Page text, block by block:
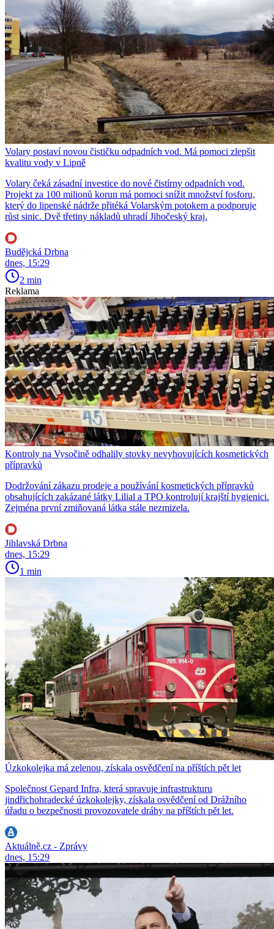
Volary postaví novou čističku odpadních vod. Má pomoci zlepšit
kvalitu vody v Lipně
Volary čeká zásadní investice do nové čistírny odpadních vod.
Projekt za 100 milionů korun má pomoci snížit množství fosforu,
který do lipenské nádrže přitéká Volarským potokem a podporuje
růst sinic. Dvě třetiny nákladů uhradí Jihočeský kraj.
Budějcká Drbna
dnes, 15:29
2 min
Reklama
Kontroly na Vysočině odhalily stovky nevyhovujících kosmetických
přípravků
Dodržování zákazu prodeje a používání kosmetických přípravků
obsahujících zakázané látky Lilial a TPO kontrolují krajští hygienici.
Zejména první zmiňovaná látka stále nezmizela.
Jihlavská Drbna
dnes, 15:29
1 min
Úzkokolejka má zelenou, získala osvědčení na příštích pět let
Společnost Gepard Infra, která spravuje infrastrukturu
jindřichohradecké úzkokolejky, získala osvědčení od Drážního
úřadu o bezpečnosti provozovatele dráhy na příštích pět let.
Aktuálně.cz - Zprávy
dnes, 15:29